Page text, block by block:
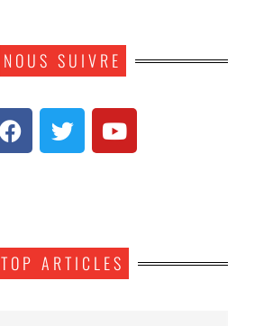
NOUS SUIVRE
TOP ARTICLES